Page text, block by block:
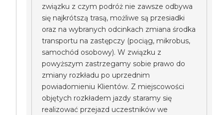
związku z czym podróż nie zawsze odbywa
się najkrótszą trasą, możliwe są przesiadki
oraz na wybranych odcinkach zmiana środka
transportu na zastępczy (pociąg, mikrobus,
samochód osobowy). W związku z
powyższym zastrzegamy sobie prawo do
zmiany rozkładu po uprzednim
powiadomieniu Klientów. Z miejscowości
objętych rozkładem jazdy staramy się
realizować przejazd uczestników we